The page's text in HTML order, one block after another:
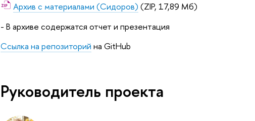
Архив с материалами (Сидоров) (ZIP, 17,89 Мб)
- В архиве содержатся отчет и презентация
Ссылка на репозиторий на GitHub
Руководитель проекта